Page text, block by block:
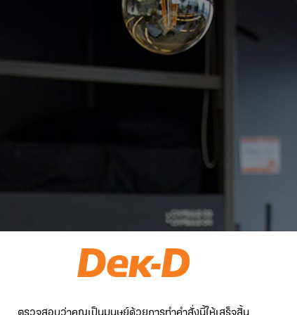
ตรวจสอบว่าคุณเป็นมนุษย์ด้วยการทำคำสั่งนี้ให้เสร็จสิ้น